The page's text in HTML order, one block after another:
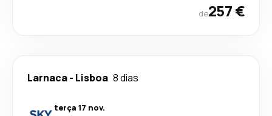
de257 €
Larnaca- Lisboa 8 dias
terça 17 nov.